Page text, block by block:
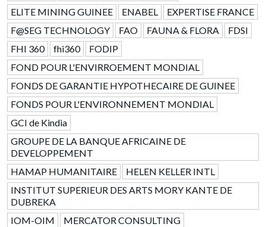
ELITE MINING GUINEE ENABEL
EXPERTISE FRANCE
F@SEG TECHNOLOGY
FAO FAUNA & FLORA
FDSI
FHI 360
fhi360
FODIP
FOND POUR L'ENVIRROEMENT MONDIAL
FONDS DE GARANTIE HYPOTHECAIRE DE GUINEE
FONDS POUR L'ENVIRONNEMENT MONDIAL
GCI de Kindia
GROUPE DE LA BANQUE AFRICAINE DE
DEVELOPPEMENT
HAMAP HUMANITAIRE
HELEN KELLER INTL
INSTITUT SUPERIEUR DES ARTS MORY KANTE DE
DUBREKA
IOM-OIM
MERCATOR CONSULTING